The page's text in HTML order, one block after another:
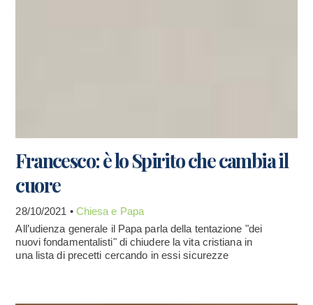
Francesco: è lo Spirito che cambia il
cuore
28/10/2021 • Chiesa e Papa
All’udienza generale il Papa parla della tentazione "dei
nuovi fondamentalisti" di chiudere la vita cristiana in
una lista di precetti cercando in essi sicurezze